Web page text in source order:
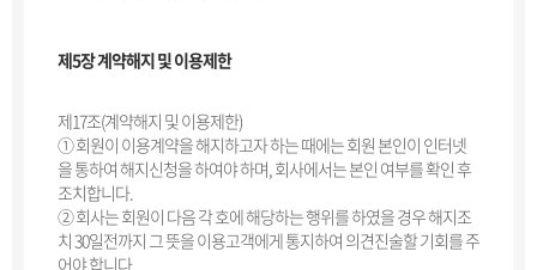
제5장 계약해지 및 이용제한
제17조(계약해지 및 이용제한)
① 회원이 이용계약을 해지하고자 하는 때에는 회원 본인이 인터넷
을 통하여 해지신청을 하여야 하며, 회사에서는 본인 여부를 확인 후
조치합니다.
② 회사는 회원이 다음 각 호에 해당하는 행위를 하였을 경우 해지조
치 30일전까지 그 뜻을 이용고객에게 통지하여 의견진술할 기회를 주
어야 합니다.